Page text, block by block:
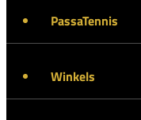
PassaTennis
Winkels